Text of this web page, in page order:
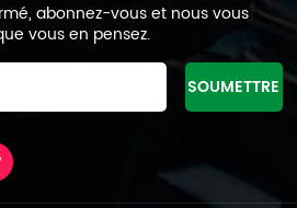
abonnez-vous et nous vous
vous en pensez.